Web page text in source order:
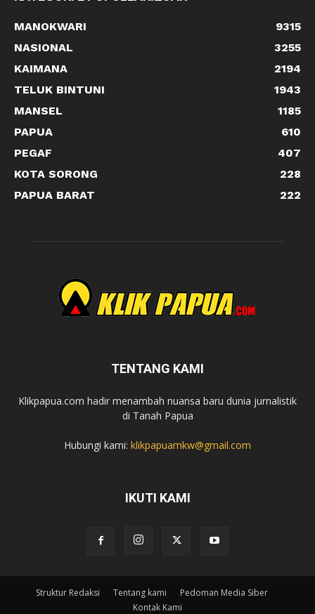
MANOKWARI
9315
NASIONAL
3255
KAIMANA
2194
TELUK BINTUNI
1943
MANSEL
1185
PAPUA
610
PEGAF
407
KOTA SORONG
228
PAPUA BARAT
222
TENTANG KAMI
Klikpapua.com hadir menambah nuansa baru dunia jurnalistik
di Tanah Papua
Hubungi kami: klikpapuamkw@gmail.com
IKUTI KAMI
Struktur Redaksi Tentang kami
Pedoman Media Siber
Kontak Kami